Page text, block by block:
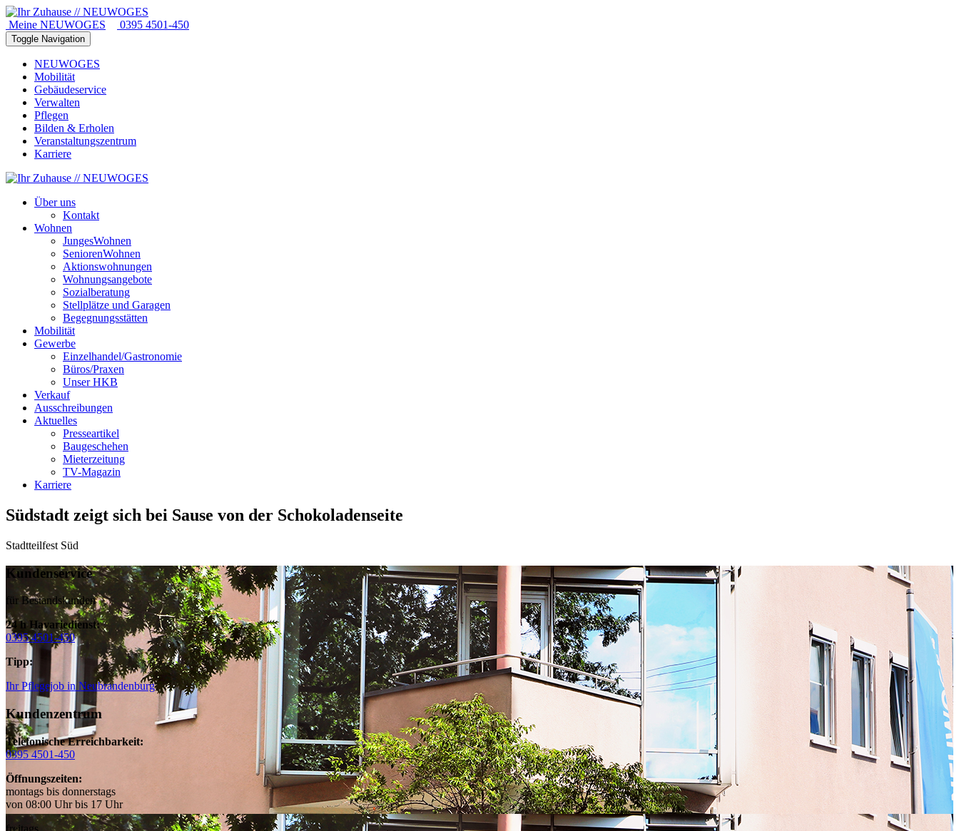
Meine NEUWOGES 0395 4501-450
Toggle Navigation
NEUWOGES
Mobilität
Gebäudeservice
Verwalten
Pflegen
Bilden & Erholen
Veranstaltungszentrum
Karriere
Über uns
Kontakt
Wohnen
JungesWohnen
SeniorenWohnen
Aktionswohnungen
Wohnungsangebote
Sozialberatung
Stellplätze und Garagen
Begegnungsstätten
Mobilität
Gewerbe
Einzelhandel/Gastronomie
Büros/Praxen
Unser HKB
Verkauf
Ausschreibungen
Aktuelles
Presseartikel
Baugeschehen
Mieterzeitung
TV-Magazin
Karriere
Südstadt zeigt sich bei Sause von der Schokoladenseite
Stadtteilfest Süd
Kundenservice
für Bestandskunden
24 h Havariedienst:
0395 4501-450
Tipp:
Ihr Pflegejob in Neubrandenburg
Kundenzentrum
Telefonische Erreichbarkeit:
0395 4501-450
Öffnungszeiten:
montags bis donnerstags
von 08:00 Uhr bis 17 Uhr
freitags